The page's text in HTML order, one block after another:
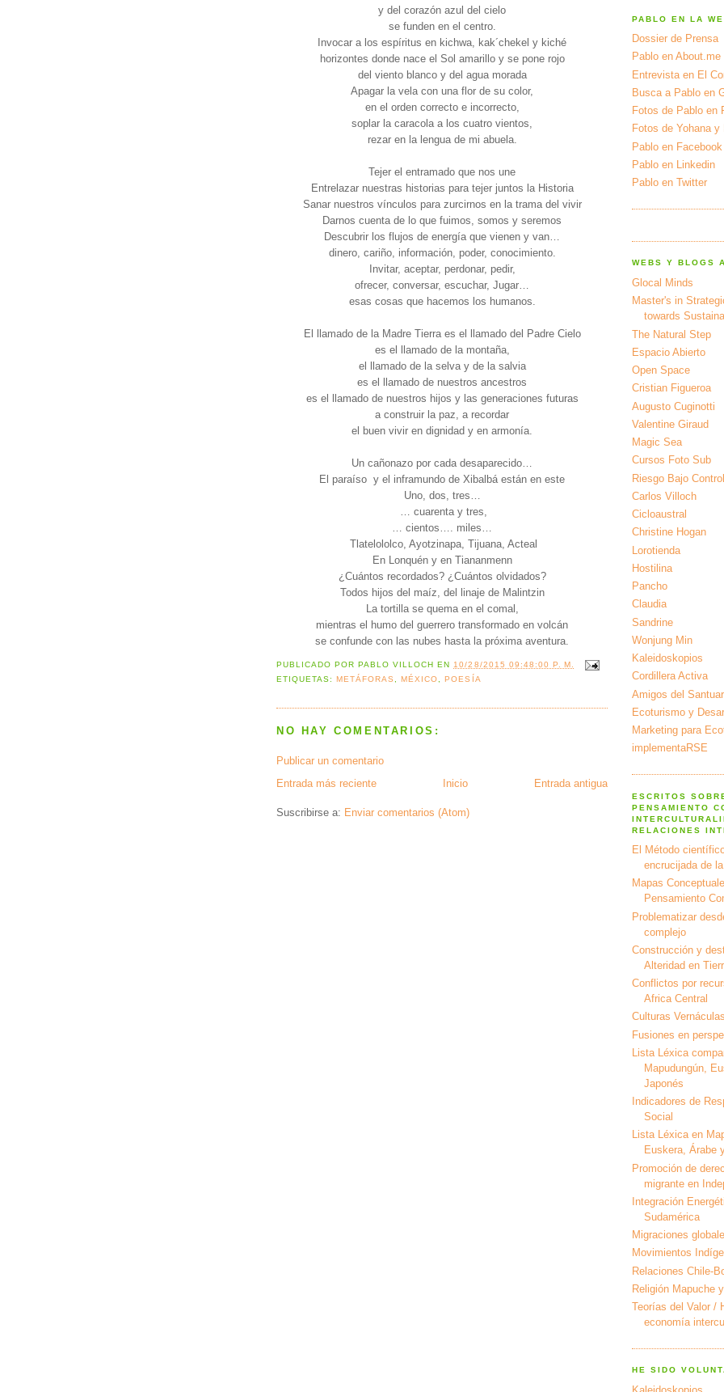
y del corazón azul del cielo
se funden en el centro.
Invocar a los espíritus en kichwa, kak´chekel y kiché
horizontes donde nace el Sol amarillo y se pone rojo
del viento blanco y del agua morada
Apagar la vela con una flor de su color,
en el orden correcto e incorrecto,
soplar la caracola a los cuatro vientos,
rezar en la lengua de mi abuela.
Tejer el entramado que nos une
Entrelazar nuestras historias para tejer juntos la Historia
Sanar nuestros vínculos para zurcirnos en la trama del vivir
Darnos cuenta de lo que fuimos, somos y seremos
Descubrir los flujos de energía que vienen y van…
dinero, cariño, información, poder, conocimiento.
Invitar, aceptar, perdonar, pedir,
ofrecer, conversar, escuchar, Jugar…
esas cosas que hacemos los humanos.
El llamado de la Madre Tierra es el llamado del Padre Cielo
es el llamado de la montaña,
el llamado de la selva y de la salvia
es el llamado de nuestros ancestros
es el llamado de nuestros hijos y las generaciones futuras
a construir la paz, a recordar
el buen vivir en dignidad y en armonía.
Un cañonazo por cada desaparecido…
El paraíso y el inframundo de Xibalbá están en este
Uno, dos, tres…
… cuarenta y tres,
… cientos…. miles…
Tlatelololco, Ayotzinapa, Tijuana, Acteal
En Lonquén y en Tiananmenn
¿Cuántos recordados? ¿Cuántos olvidados?
Todos hijos del maíz, del linaje de Malintzin
La tortilla se quema en el comal,
mientras el humo del guerrero transformado en volcán
se confunde con las nubes hasta la próxima aventura.
PUBLICADO POR PABLO VILLOCH EN10/28/2015 09:48:00 P. M.
ETIQUETAS: METÁFORAS , MÉXICO, POESÍA
NO HAY COMENTARIOS:
Publicar un comentario
Entrada más reciente
Entrada antigua
Inicio
Suscribirse a: Enviar comentarios (Atom)
PABLO EN LA
Dossier de Prensa
Pablo en About.me
Entrevista en El
Busca a Pablo en
Fotos de Pablo en
Fotos de Yohana y
Pablo en Facebook
Pablo en Linkedin
Pablo en Twitter
WEBS Y BLOGS
Glocal Minds
Master's in
towards
The Natural Step
Espacio Abierto
Open Space
Cristian Figueroa
Augusto Cuginotti
Valentine Giraud
Magic Sea
Cursos Foto Sub
Riesgo Bajo Control
Carlos Villoch
Cicloaustral
Christine Hogan
Lorotienda
Hostilina
Pancho
Claudia
Sandrine
Wonjung Min
Kaleidoskopios
Cordillera Activa
Amigos del
Ecoturismo y
Marketing para
implementaRSE
ESCRITOS
PENSAMIENTO
RELACIONES
El Método
encrucijada de
Mapas
Pensamiento
Problematizar
complejo
Construcción y
Alteridad en
Conflictos por
Africa Central
Culturas
Fusiones en
Lista Léxica
Mapudungún,
Japonés
Indicadores de
Social
Lista Léxica en
Euskera, Árabe
Promoción de
migrante en
Integración
Sudamérica
Migraciones
Movimientos
Relaciones Chile-
Religión Mapuche
Teorías del Valor /
economía
HE SIDO